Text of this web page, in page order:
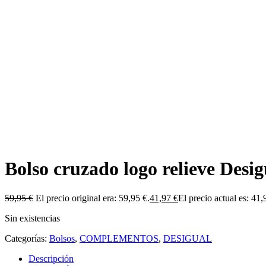
Bolso cruzado logo relieve
59,95€ El precio original era: 59,95 €.41,97 €El precio actual es:
Sin existencias
Categorías: Bolsos, COMPLEMENTOS, DESIGUAL
Descripción